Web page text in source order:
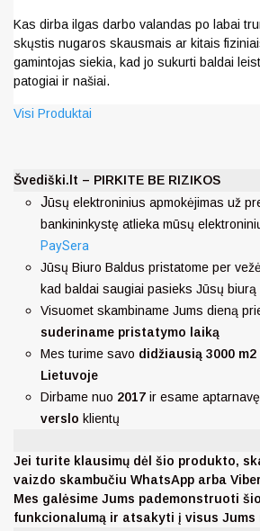
Kas dirba ilgas darbo valandas po labai
skųstis nugaros skausmais ar kitais
gamintojas siekia, kad jo sukurti baldai
patogiai ir našiai.
Visi Produktai
Švediški.lt – PIRKITE BE RIZIKOS
Jūsų elektroninius apmokėjimas už
bankininkystę atlieka mūsų
PaySera
Jūsų Biuro Baldus pristatome per
kad baldai saugiai pasieks Jūsų biurą
Visuomet skambiname Jums dieną
suderiname pristatymo laiką
Mes turime savo didžiausią 3000
Lietuvoje
Dirbame nuo 2017 ir esame
verslo klientų
Jei turite klausimų dėl šio produkto,
vaizdo skambučiu WhatsApp arba
Mes galėsime Jums pademonstruoti
funkcionalumą ir atsakyti į visus Jums